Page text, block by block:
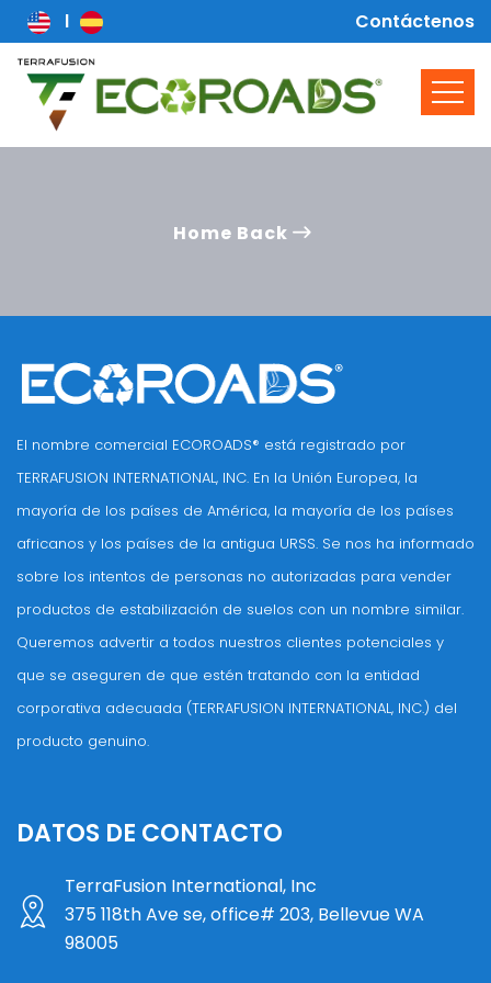
Contáctenos
Home Back
El nombre comercial ECOROADS® está registrado por
TERRAFUSION INTERNATIONAL, INC. En la Unión Europea, la
mayoría de los países de América, la mayoría de los países
africanos y los países de la antigua URSS. Se nos ha informado
sobre los intentos de personas no autorizadas para vender
productos de estabilización de suelos con un nombre similar.
Queremos advertir a todos nuestros clientes potenciales y
que se aseguren de que estén tratando con la entidad
corporativa adecuada (TERRAFUSION INTERNATIONAL, INC.) del
producto genuino.
DATOS DE CONTACTO
TerraFusion International, Inc
375 118th Ave se, office# 203, Bellevue WA
98005